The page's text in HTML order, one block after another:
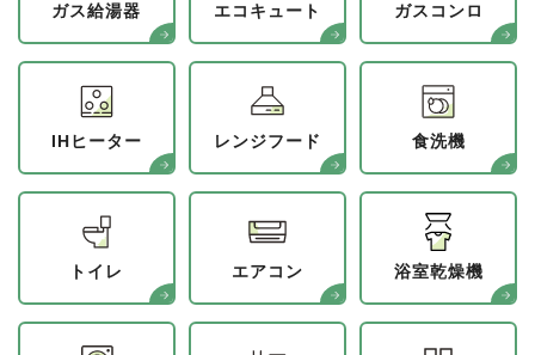
ガス給湯器 エコキュート ガスコンロ
IHヒーター レンジフード 食洗機
トイレ エアコン 浴室乾燥機